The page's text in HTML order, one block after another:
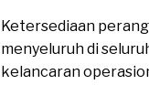
Ketersediaan
menyeluruh di
kelancaran